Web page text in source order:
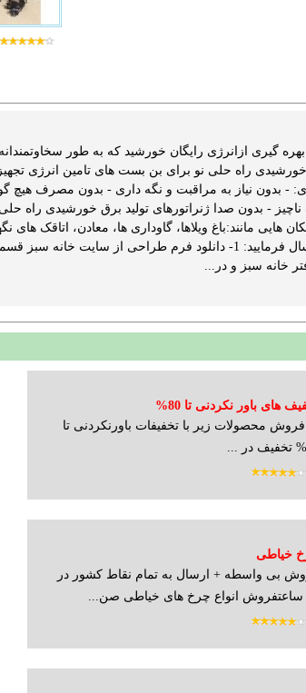
گیری ازانرژی رایگان خورشید که به طور
راه حلی نو برای بن بست های تامین انرژی
- بدون نیاز به مراقبت و نگه داری - بدون مصرف هیچ
- بدون صدا ژنراتورهای تولید برق خورشیدی راه حلی
مانند:باغ ویلاها، گاوداری ها، معادن، اتاقک های
است فرم میزان مصرف را به یکی از سه روش زیر برای ما ارسال فرمایید: 1-
های باور نکردنی تا 80%
محصولات زیر با تخفیفات باورنکردنی تا
خیاطی
بی واسطه + ارسال به تمام نقاط کشور در